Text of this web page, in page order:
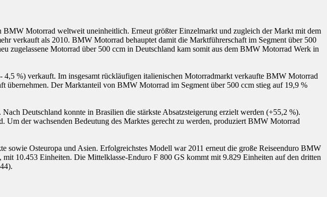
Motorrad weltweit uneinheitlich. Erneut größter Einzelmarkt und zugleich der Markt mit dem
verkauft als 2010. BMW Motorrad behauptet damit die Marktführerschaft im Segment über 500
zugelassene Motorrad über 500 ccm in Deutschland kam somit aus dem BMW Motorrad Werk in
%) verkauft. Im insgesamt rückläufigen italienischen Motorradmarkt verkaufte BMW Motorrad
übernehmen. Der Marktanteil von BMW Motorrad im Segment über 500 ccm stieg auf 19,9 %
Deutschland konnte in Brasilien die stärkste Absatzsteigerung erzielt werden (+55,2 %).
der wachsenden Bedeutung des Marktes gerecht zu werden, produziert BMW Motorrad
Osteuropa und Asien. Erfolgreichstes Modell war 2011 erneut die große Reiseenduro BMW
10.453 Einheiten. Die Mittelklasse-Enduro F 800 GS kommt mit 9.829 Einheiten auf den dritten